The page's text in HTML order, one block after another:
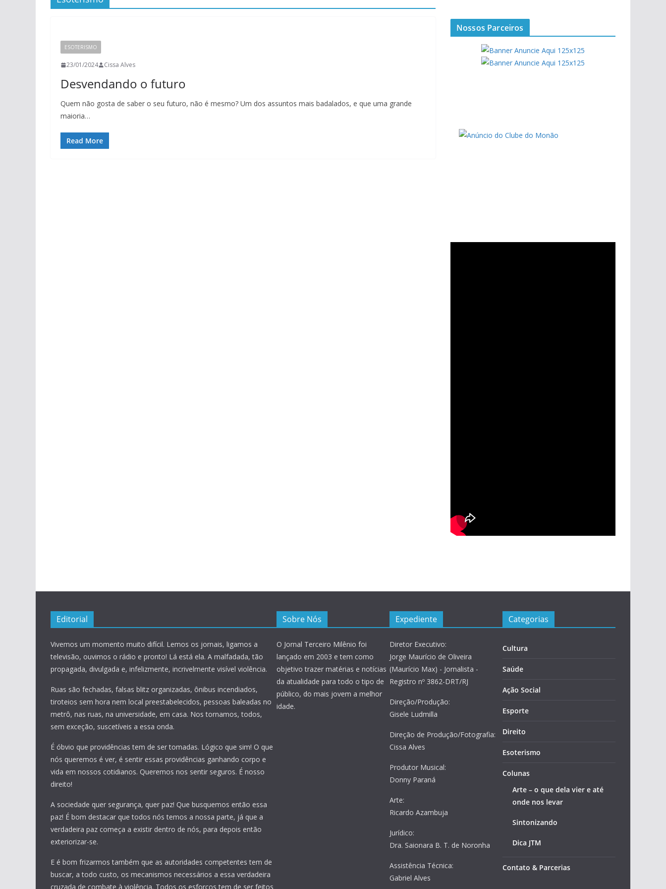
ESOTERISMO
23/01/2024 Cissa Alves
Desvendando o futuro
Quem não gosta de saber o seu futuro, não é mesmo? Um dos assuntos mais badalados, e que uma grande
maioria…
Read More
Nossos Parceiros
Editorial
Vivemos um momento muito difícil. Lemos os jornais, ligamos a
televisão, ouvimos o rádio e pronto! Lá está ela. A malfadada, tão
propagada, divulgada e, infelizmente, incrivelmente visível violência.
Ruas são fechadas, falsas blitz organizadas, ônibus incendiados,
tiroteios sem hora nem local preestabelecidos, pessoas baleadas no
metrô, nas ruas, na universidade, em casa. Nos tornamos, todos,
sem exceção, suscetíveis a essa onda.
É óbvio que providências tem de ser tomadas. Lógico que sim! O que
nós queremos é ver, é sentir essas providências ganhando corpo e
vida em nossos cotidianos. Queremos nos sentir seguros. É nosso
direito!
A sociedade quer segurança, quer paz! Que busquemos então essa
paz! É bom destacar que todos nós temos a nossa parte, já que a
verdadeira paz começa a existir dentro de nós, para depois então
exteriorizar-se.
E é bom frizarmos também que as autoridades competentes tem de
buscar, a todo custo, os mecanismos necessários a essa verdadeira
cruzada de combate à violência. Todos os esforços tem de ser feitos
Sobre Nós
O Jornal Terceiro Milênio foi
lançado em 2003 e tem como
objetivo trazer matérias e notícias
da atualidade para todo o tipo de
público, do mais jovem a melhor
idade.
Expediente
Diretor Executivo:
Jorge Maurício de Oliveira
(Maurício Max) - Jornalista -
Registro nº 3862-DRT/RJ
Direção/Produção:
Gisele Ludmilla
Direção de Produção/Fotografia:
Cissa Alves
Produtor Musical:
Donny Paraná
Arte:
Ricardo Azambuja
Jurídico:
Dra. Saionara B. T. de Noronha
Assistência Técnica:
Gabriel Alves
Categorias
Cultura
Saúde
Ação Social
Esporte
Direito
Esoterismo
Colunas
Arte – o que dela vier e até
onde nos levar
Sintonizando
Dica JTM
Contato & Parcerias